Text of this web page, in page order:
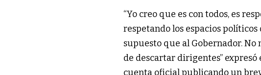
“Yo creo que es con todos, es
respetando los espacios
supuesto que al Gobernador.
de descartar dirigentes”
cuenta oficial publicando un